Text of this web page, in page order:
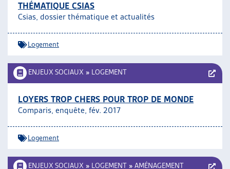
THÉMATIQUE CSIAS
Csias, dossier thématique et actualités
Logement
ENJEUX SOCIAUX » LOGEMENT
LOYERS TROP CHERS POUR TROP DE MONDE
Comparis, enquête, fév. 2017
Logement
ENJEUX SOCIAUX » LOGEMENT » AMÉNAGEMENT